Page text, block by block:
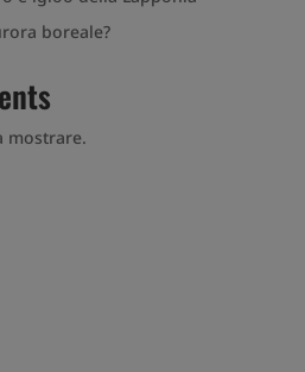
boreale?
mostrare.